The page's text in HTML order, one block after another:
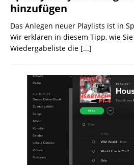
hinzufügen
Das Anlegen neuer Playlists ist in
Wir erklären in diesem Tipp, wie
Wiedergabeliste die [...]